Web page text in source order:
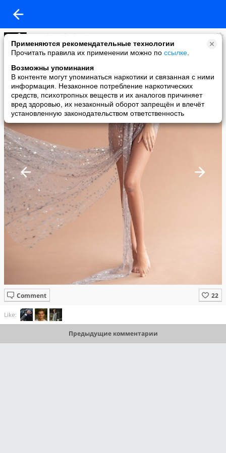
Применяются рекомендательные технологии
Прочитать правила их применении можно по ссылке
Возможны упоминания
В контенте могут упоминаться наркотики и связанная с ними
информация. Незаконное потребление наркотических
средств, психотропных веществ и их аналогов причиняет
вред здоровью, их незаконный оборот запрещён и влечёт
установленную законодательством ответственность
Le cadeau du destin
added a photo
12 Apr в 07:39
Comment
Like:
Предыдущие комментарии